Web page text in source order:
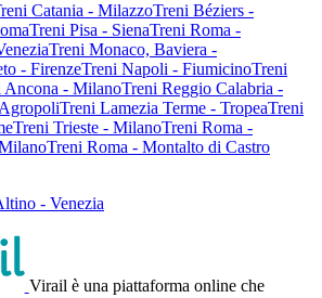
Catania - MilazzoTreni Béziers -
Treni Pisa - SienaTreni Roma -
Treni Monaco, Baviera -
- FirenzeTreni Napoli - FiumicinoTreni
Ancona - MilanoTreni Reggio Calabria -
Treni Lamezia Terme - TropeaTreni
Treni Trieste - MilanoTreni Roma -
Treni Roma - Montalto di Castro
- Venezia
Virail è una piattaforma online che